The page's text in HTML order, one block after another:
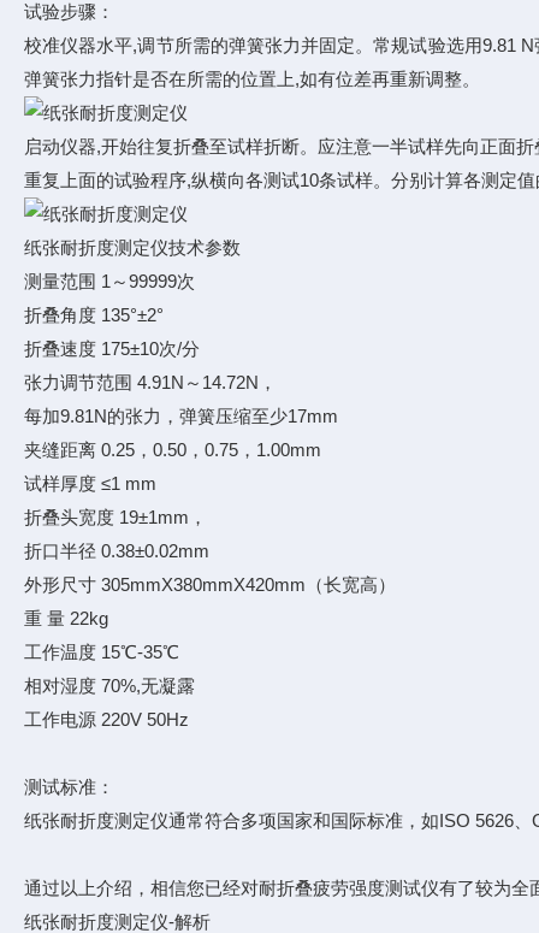
试验步骤：
校准仪器水平,调节所需的弹簧张力并固定。常规试验选用9.81
弹簧张力指针是否在所需的位置上,如有位差再重新调整。
启动仪器,开始往复折叠至试样折断。应注意一半试样先向正面
重复上面的试验程序,纵横向各测试10条试样。分别计算各测定
纸张耐折度测定仪技术参数
测量范围 1～99999次
折叠角度 135°±2°
折叠速度 175±10次/分
张力调节范围 4.91N～14.72N，
每加9.81N的张力，弹簧压缩至少17mm
夹缝距离 0.25，0.50，0.75，1.00mm
试样厚度 ≤1 mm
折叠头宽度 19±1mm，
折口半径 0.38±0.02mm
外形尺寸 305mmX380mmX420mm（长宽高）
重 量 22kg
工作温度 15℃-35℃
相对湿度 70%,无凝露
工作电源 220V 50Hz
测试标准：
纸张耐折度测定仪通常符合多项国家和国际标准，如ISO 5626、
通过以上介绍，相信您已经对耐折叠疲劳强度测试仪有了较为
纸张耐折度测定仪-解析